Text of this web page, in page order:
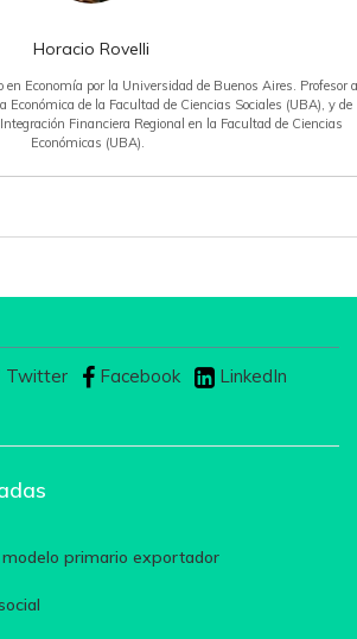
Horacio Rovelli
en Economía por la Universidad de Buenos Aires. Profesor a
Económica de la Facultad de Ciencias Sociales (UBA), y de
Financiera Regional en la Facultad de Ciencias
Económicas (UBA).
Twitter Facebook
LinkedIn
primario exportador